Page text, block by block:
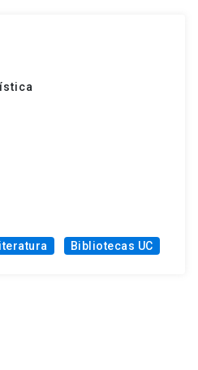
Bibliotecas UC